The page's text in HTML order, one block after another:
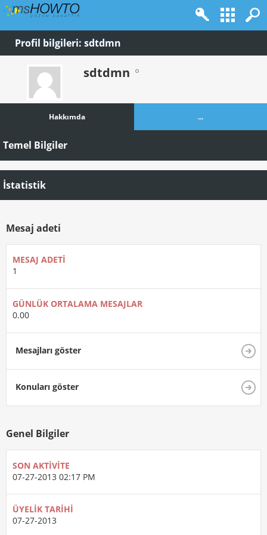
Profil bilgileri: sdtdmn
sdtdmn
Hakkımda ...
Temel Bilgiler
İstatistik
Mesaj adeti
MESAJ ADETI
1
GÜNLÜK ORTALAMA MESAJLAR
0.00
Mesajları göster
Konuları göster
Genel Bilgiler
SON AKTIVITE
07-27-2013 02:17 PM
ÜYELIK TARIHI
07-27-2013